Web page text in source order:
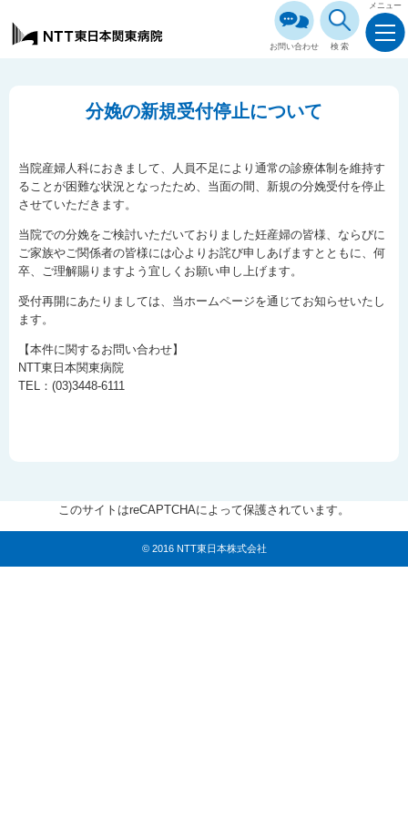
お問い合わせ 検索
メニュー
分娩の新規受付停止について
当院産婦人科におきまして、人員不足により通常の診療体制を維持す
ることが困難な状況となったため、当面の間、新規の分娩受付を停止
させていただきます。
当院での分娩をご検討いただいておりました妊産婦の皆様、ならびに
ご家族やご関係者の皆様には心よりお詫び申しあげますとともに、何
卒、ご理解賜りますよう宜しくお願い申し上げます。
受付再開にあたりましては、当ホームページを通じてお知らせいたし
ます。
【本件に関するお問い合わせ】
NTT東日本関東病院
TEL：(03)3448-6111
このサイトはreCAPTCHAによって保護されています。
© 2016 NTT東日本株式会社